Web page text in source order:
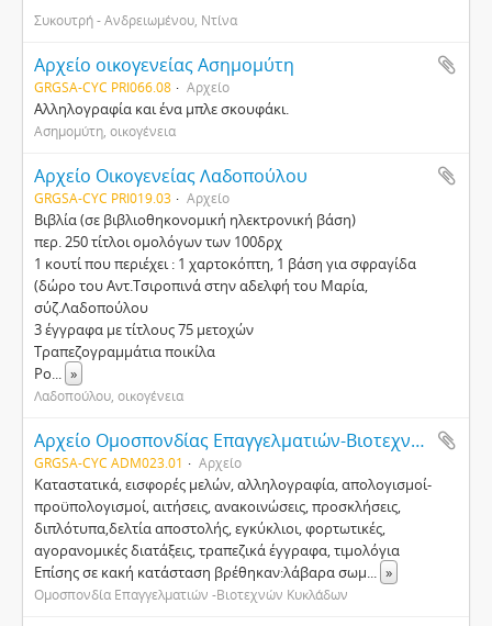
Συκουτρή - Ανδρειωμένου, Ντίνα
Αρχείο οικογενείας Ασημομύτη
GRGSA-CYC PRI066.08 Αρχείο
Αλληλογραφία και ένα μπλε σκουφάκι.
Ασημομύτη, οικογένεια
Αρχείο Οικογενείας Λαδοπούλου
GRGSA-CYC PRI019.03 Αρχείο
Βιβλία (σε βιβλιοθηκονομική ηλεκτρονική βάση)
περ. 250 τίτλοι ομολόγων των 100δρχ
1 κουτί που περιέχει : 1 χαρτοκόπτη, 1 βάση για σφραγίδα
(δώρο του Αντ.Τσιροπινά στην αδελφή του Μαρία,
σύζ.Λαδοπούλου
3 έγγραφα με τίτλους 75 μετοχών
Τραπεζογραμμάτια ποικίλα
Ρο... »
Λαδοπούλου, οικογένεια
Αρχείο Ομοσπονδίας Επαγγελματιών-Βιοτεχνών Κυκλάδων (ΟΕΒΚ)
GRGSA-CYC ADM023.01 Αρχείο
Καταστατικά, εισφορές μελών, αλληλογραφία, απολογισμοί-
προϋπολογισμοί, αιτήσεις, ανακοινώσεις, προσκλήσεις,
διπλότυπα,δελτία αποστολής, εγκύκλιοι, φορτωτικές,
αγορανομικές διατάξεις, τραπεζικά έγγραφα, τιμολόγια
Επίσης σε κακή κατάσταση βρέθηκαν:λάβαρα σωμ... »
Ομοσπονδία Επαγγελματιών -Βιοτεχνών Κυκλάδων